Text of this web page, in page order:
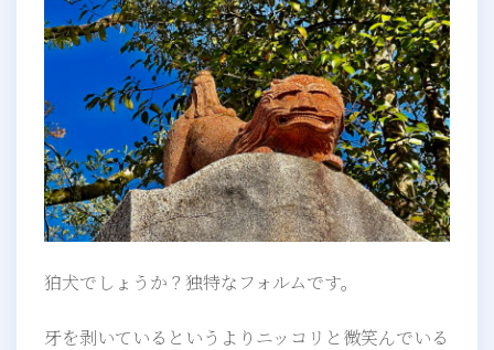
狛犬でしょうか？独特なフォルムです。
牙を剥いているというよりニッコリと微笑んでいる